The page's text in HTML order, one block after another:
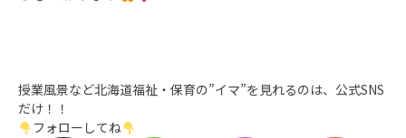
授業風景など北海道福祉・保育の”イマ”を見れるのは、公式SNS
だけ！！
フォローしてね